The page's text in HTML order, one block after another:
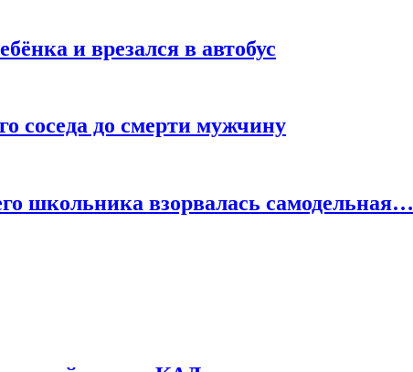
и врезался в автобус
соседа до смерти мужчину
школьника взорвалась самодельная…